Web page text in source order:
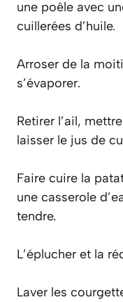
une poêle avec
cuillerées d’huile.
Arroser de la
s’évaporer.
Retirer l’ail,
laisser le jus de
Faire cuire la
une casserole
tendre.
L’éplucher et la
Laver les